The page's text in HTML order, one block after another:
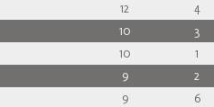
12
4
10
3
10
1
9
2
9
6